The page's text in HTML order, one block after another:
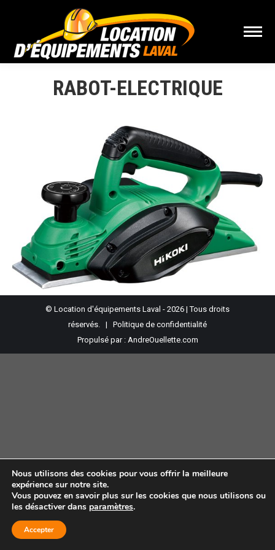
RABOT-ELECTRIQUE
© Location d'équipements Laval - 2026 | Tous droits
réservés. | Politique de confidentialité
Propulsé par : AndreOuellette.com
Nous utilisons des cookies pour vous offrir la meilleure
expérience sur notre site.
Vous pouvez en savoir plus sur les cookies que nous utilisons ou
les désactiver dans paramètres.
Accepter